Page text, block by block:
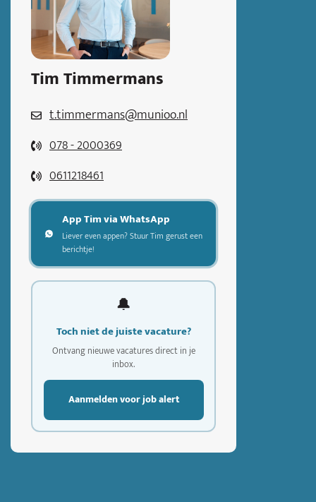
Tim Timmermans
t.timmermans@munioo.nl
078 - 2000369
0611218461
App Tim via WhatsApp
Liever even appen? Stuur Tim gerust een
berichtje!
🔔
Toch niet de juiste vacature?
Ontvang nieuwe vacatures direct in je
inbox.
Aanmelden voor job alert